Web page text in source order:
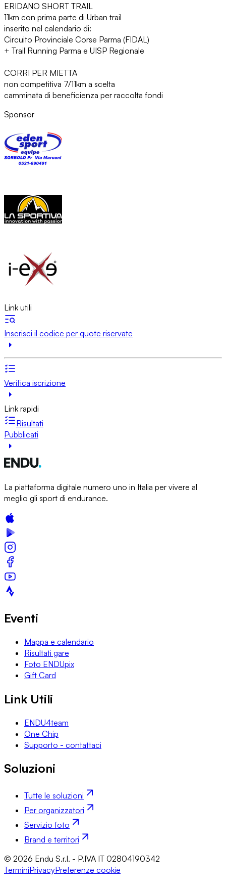
ERIDANO SHORT TRAIL
11km con prima parte di Urban trail
inserito nel calendario di:
Circuito Provinciale Corse Parma (FIDAL)
+ Trail Running Parma e UISP Regionale
CORRI PER MIETTA
non competitiva 7/11km a scelta
camminata di beneficienza per raccolta fondi
Sponsor
Link utili
Inserisci il codice per quote riservate
Verifica iscrizione
Link rapidi
Risultati
Pubblicati
La piattaforma digitale numero uno in Italia per vivere al
meglio gli sport di endurance.
Eventi
Mappa e calendario
Risultati gare
Foto ENDUpix
Gift Card
Link Utili
ENDU4team
One Chip
Supporto - contattaci
Soluzioni
Tutte le soluzioni
Per organizzatori
Servizio foto
Brand e territori
© 2026 Endu S.r.l. - P.IVA IT 02804190342
TerminiPrivacyPreferenze cookie